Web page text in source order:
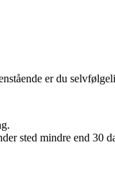
er du
sted mindre end 30